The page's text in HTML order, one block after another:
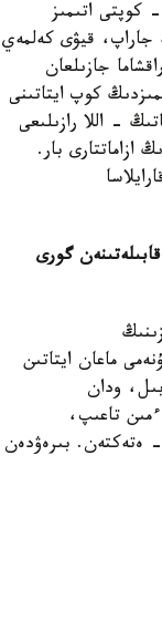
كوپتى اتىمىز
جاراپ، قيۋى كەلمەي
جازىلعان
كوپ ايتاتىنى
- اللا رازىلىعى
بار.
گورى
ماعان ايتاتىن
ودان
تاعىپ،
ەتەكتەن. بىرەۋدەن